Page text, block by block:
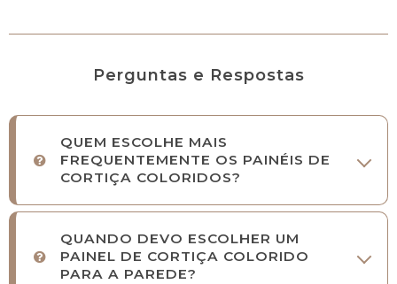
Perguntas e Respostas
QUEM ESCOLHE MAIS
FREQUENTEMENTE OS PAINÉIS DE
CORTIÇA COLORIDOS?
QUANDO DEVO ESCOLHER UM
PAINEL DE CORTIÇA COLORIDO
PARA A PAREDE?